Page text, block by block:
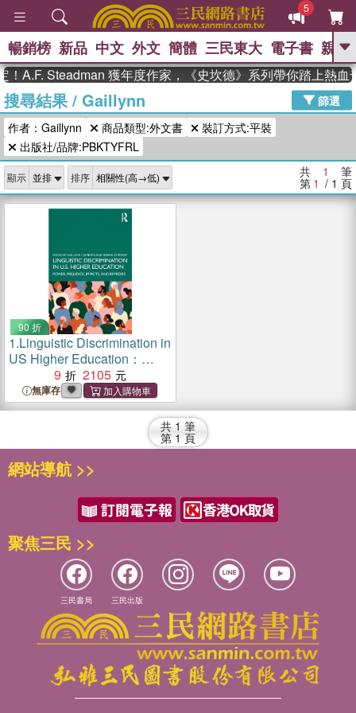
5
GO
高希均教授回憶錄
、 The Odyssey 、 父親節 、 花開錦
繡 、 暑期推薦 、 方念華
、 偉大的迷走神經 、 如果歷史是一
群喵
暢銷榜 新品 中文 外文 簡體 三民東大 電子書 親子
A.F. Steadman 獲年度作家，《史坎德》系列帶你踏上熱血
搜尋結果/ Gaillynn
篩選
作者：Gaillynn
商品類型:外文書
裝訂方式:平裝
出版社/品牌:PBKTYFRL
顯示 排序 共 1 筆
第 1 / 1 頁
90 折
1.Linguistic Discrimination in
US Higher Education：
Power, Prejudice, Impacts,
and Remedies
9 2105
無庫存
共 1 筆
第 1 頁
網站導航 >>
聚焦三民 >>
三民書局 三民出版